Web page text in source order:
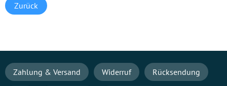
Zurück
Navigation
überspringen
Zahlung & Versand Widerruf Rücksendung